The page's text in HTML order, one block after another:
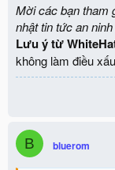
Mời các bạn tham
nhật tin tức an
Lưu ý từ
không làm điều
B bluerom